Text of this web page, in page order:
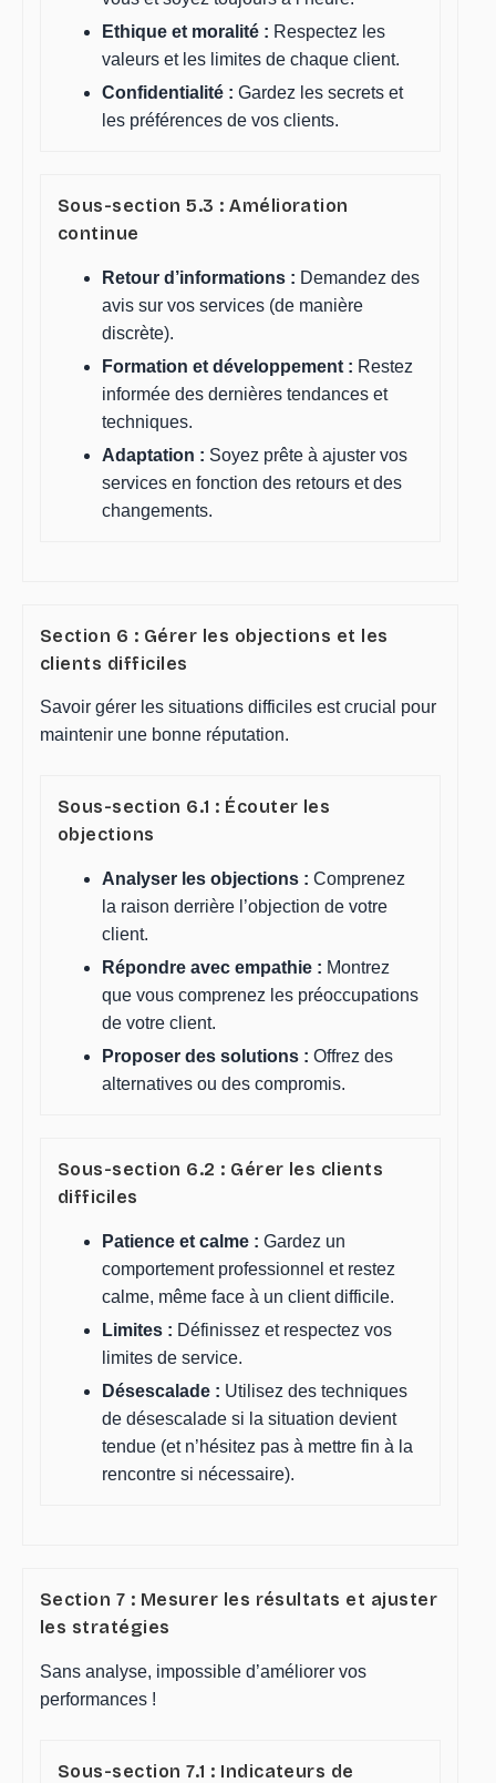
Ethique et moralité : Respectez les
valeurs et les limites de chaque client.
Confidentialité : Gardez les secrets et
les préférences de vos clients.
Sous-section 5.3 : Amélioration
continue
Retour d’informations : Demandez des
avis sur vos services (de manière
discrète).
Formation et développement : Restez
informée des dernières tendances et
techniques.
Adaptation : Soyez prête à ajuster vos
services en fonction des retours et des
changements.
Section 6 : Gérer les objections et les
clients difficiles
Savoir gérer les situations difficiles est crucial pour
maintenir une bonne réputation.
Sous-section 6.1 : Écouter les
objections
Analyser les objections : Comprenez
la raison derrière l’objection de votre
client.
Répondre avec empathie : Montrez
que vous comprenez les préoccupations
de votre client.
Proposer des solutions : Offrez des
alternatives ou des compromis.
Sous-section 6.2 : Gérer les clients
difficiles
Patience et calme : Gardez un
comportement professionnel et restez
calme, même face à un client difficile.
Limites : Définissez et respectez vos
limites de service.
Désescalade : Utilisez des techniques
de désescalade si la situation devient
tendue (et n’hésitez pas à mettre fin à la
rencontre si nécessaire).
Section 7 : Mesurer les résultats et ajuster
les stratégies
Sans analyse, impossible d’améliorer vos
performances !
Sous-section 7.1 : Indicateurs de